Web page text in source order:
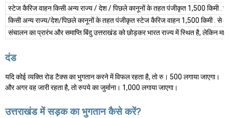
स्टेज कैरिज वाहन किसी अन्य राज्य / देश / पिछले कानूनों के तहत पंजीकृत 1,500 किमी .
किसी अन्य राज्य/देश/पिछले कानूनों के तहत पंजीकृत स्टेज कैरिज वाहन 1,500 किमी . से
संचालन का प्रारंभ और समाप्ति बिंदु उत्तराखंड को छोड़कर भारत राज्य में स्थित है, लेकिन
दंड
यदि कोई व्यक्ति रोड टैक्स का भुगतान करने में विफल रहता है, तो रु। 500 लगाया जाएगा।
और अगर वह जारी रहता है, तो रुपये का जुर्माना। 1,000 लगाया जाएगा।
उत्तराखंड में सड़क का भुगतान कैसे करें?